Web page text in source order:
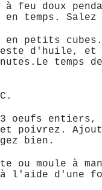
feu doux
en temps.
petits
d'huile, et
temps
oeufs entiers,
poivrez.
bien.
ou moule à
l'aide d'une